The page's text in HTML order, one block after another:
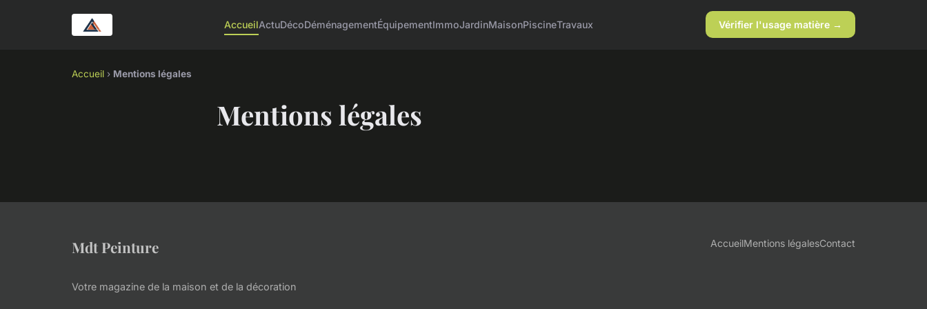
AccueilActuDécoDéménagementÉquipementImmoJardinMaisonPiscineTravaux Vérifier l'usage matière →
Accueil › Mentions légales
Mentions légales
Mdt Peinture
Votre magazine de la maison et de la décoration
AccueilMentions légalesContact